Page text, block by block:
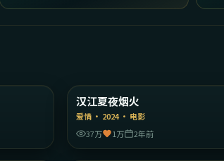
精选
汉江夏夜烟火
爱情· 2024· 电影
37万
1万 2年前